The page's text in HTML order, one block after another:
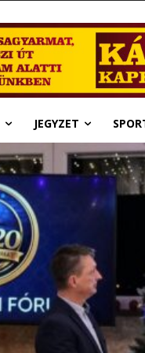
JEGYZET